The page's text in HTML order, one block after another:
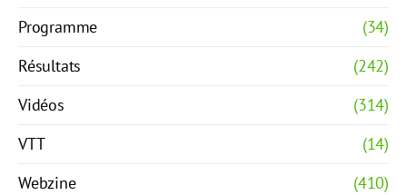
Programme
(34)
Résultats
(242)
Vidéos
(314)
VTT
(14)
Webzine
(410)